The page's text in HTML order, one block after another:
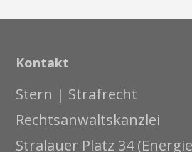
Kontakt
Stern | Strafrecht
Rechtsanwaltskanzlei
Stralauer Platz 34